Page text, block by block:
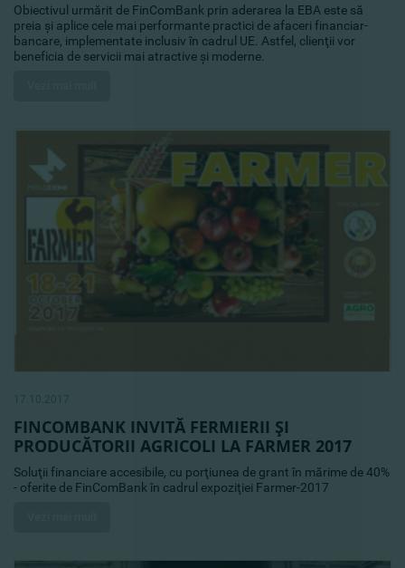
Obiectivul urmărit de FinComBank prin aderarea la EBA este să
preia şi aplice cele mai performante practici de afaceri financiar-
bancare, implementate inclusiv în cadrul UE. Astfel, clienţii vor
beneficia de servicii mai atractive şi moderne.
17.10.2017
FINCOMBANK INVITĂ FERMIERII ŞI
PRODUCĂTORII AGRICOLI LA FARMER 2017
Soluţii financiare accesibile, cu porţiunea de grant în mărime de 40%
- oferite de FinComBank în cadrul expoziţiei Farmer-2017